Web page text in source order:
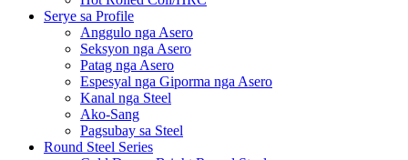
Serye sa Profile
Anggulo nga Asero
Seksyon nga Asero
Patag nga Asero
Espesyal nga Giporma nga Asero
Kanal nga Steel
Ako-Sang
Pagsubay sa Steel
Round Steel Series